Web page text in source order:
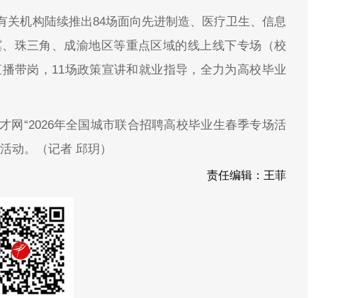
机构陆续推出84场面向先进制造、医疗卫生、信息
珠三角、成渝地区等重点区域的线上线下专场（校
带岗，11场政策宣讲和就业指导，全力为高校毕业
网“2026年全国城市联合招聘高校毕业生春季专场活
动。（记者 邱玥）
责任编辑：王菲